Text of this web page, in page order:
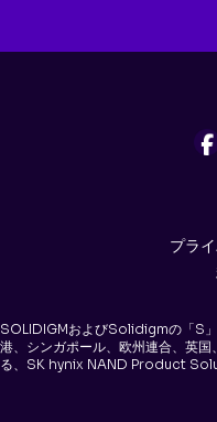
プラ
SOLIDIGMおよびSolidigmの「S
港、シンガポール、欧州連合、英
る、SK hynix NAND Product